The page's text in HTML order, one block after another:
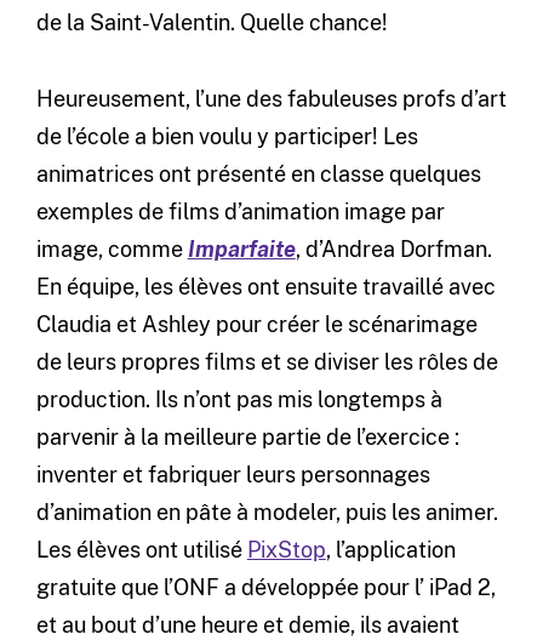
de la Saint-Valentin. Quelle chance!
Heureusement, l’une des fabuleuses profs d’art
de l’école a bien voulu y participer! Les
animatrices ont présenté en classe quelques
exemples de films d’animation image par
image, commeImparfaite, d’Andrea Dorfman.
En équipe, les élèves ont ensuite travaillé avec
Claudia et Ashley pour créer le scénarimage
de leurs propres films et se diviser les rôles de
production. Ils n’ont pas mis longtemps à
parvenir à la meilleure partie de l’exercice :
inventer et fabriquer leurs personnages
d’animation en pâte à modeler, puis les animer.
Les élèves ont utilisé PixStop, l’application
gratuite que l’ONF a développée pour l’ iPad 2,
et au bout d’une heure et demie, ils avaient